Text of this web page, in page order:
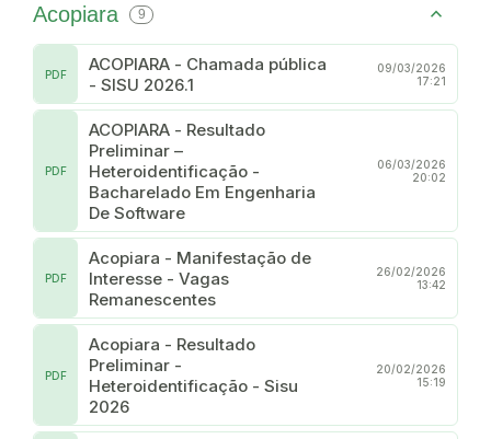
Acopiara 9
ACOPIARA - Chamada pública
- SISU 2026.1
PDF
09/03/2026
17:21
ACOPIARA - Resultado
Preliminar –
Heteroidentificação -
Bacharelado Em Engenharia
De Software
PDF
06/03/2026
20:02
Acopiara - Manifestação de
Interesse - Vagas
Remanescentes
PDF
26/02/2026
13:42
Acopiara - Resultado
Preliminar -
Heteroidentificação - Sisu
2026
PDF
20/02/2026
15:19